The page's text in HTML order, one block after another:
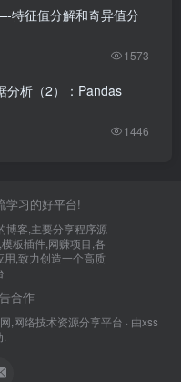
特征值分解和奇异值分
1573
分析（2）：Pandas
1446
博客,主要分享程序源
板插件,网赚项目,各
,致力创造一个高质
合作
,网络技术资源分享平台 · 由xss